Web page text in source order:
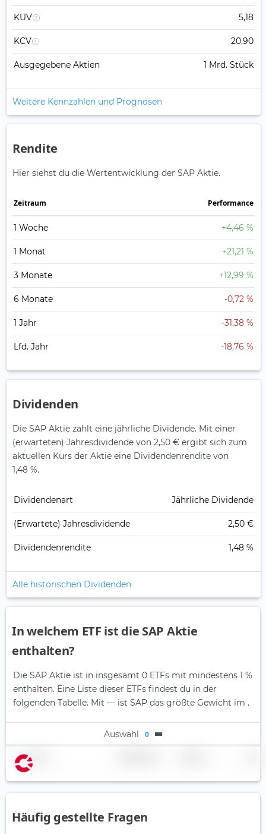
KUV 5,18
KCV 20,90
Ausgegebene Aktien 1 Mrd. Stück
Weitere Kennzahlen und Prognosen
Rendite
Hier siehst du die Wertentwicklung der SAP Aktie.
Zeitraum Perfor­mance
1 Woche +4,46 %
1 Monat +21,21 %
3 Monate +12,99 %
6 Monate -0,72 %
1 Jahr -31,38 %
Lfd. Jahr -18,76 %
Dividenden
Die SAP Aktie zahlt eine jährliche Dividende. Mit einer
(erwarteten) Jahresdividende von 2,50 € ergibt sich zum
aktuellen Kurs der Aktie eine Dividendenrendite von
1,48 %.
Dividendenart Jährliche Dividende
(Erwartete) Jahresdividende 2,50 €
Dividendenrendite 1,48 %
Alle historischen Dividenden
In welchem ETF ist die SAP Aktie
enthalten?
Die SAP Aktie ist in insgesamt 0 ETFs mit mindestens 1 %
enthalten. Eine Liste dieser ETFs findest du in der
folgenden Tabelle. Mit — ist SAP das größte Gewicht im .
Auswahl 0
Name
Häufig gestellte Fragen